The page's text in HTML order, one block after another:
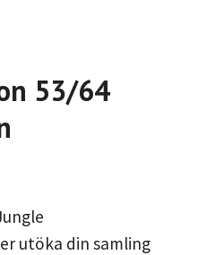
53/64
utöka din samling